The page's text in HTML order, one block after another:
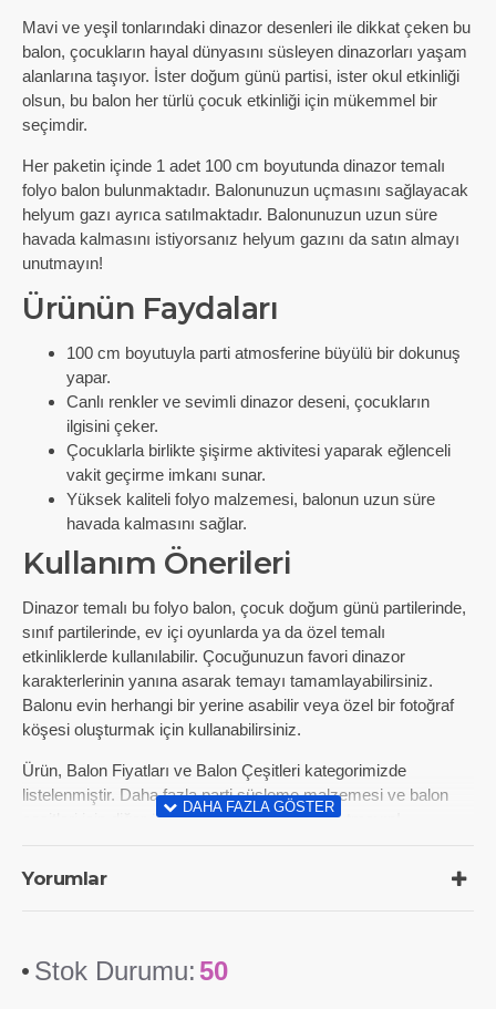
Mavi ve yeşil tonlarındaki dinazor desenleri ile dikkat çeken bu
balon, çocukların hayal dünyasını süsleyen dinazorları yaşam
alanlarına taşıyor. İster doğum günü partisi, ister okul etkinliği
olsun, bu balon her türlü çocuk etkinliği için mükemmel bir
seçimdir.
Her paketin içinde 1 adet 100 cm boyutunda dinazor temalı
folyo balon bulunmaktadır. Balonunuzun uçmasını sağlayacak
helyum gazı ayrıca satılmaktadır. Balonunuzun uzun süre
havada kalmasını istiyorsanız helyum gazını da satın almayı
unutmayın!
Ürünün Faydaları
100 cm boyutuyla parti atmosferine büyülü bir dokunuş
yapar.
Canlı renkler ve sevimli dinazor deseni, çocukların
ilgisini çeker.
Çocuklarla birlikte şişirme aktivitesi yaparak eğlenceli
vakit geçirme imkanı sunar.
Yüksek kaliteli folyo malzemesi, balonun uzun süre
havada kalmasını sağlar.
Kullanım Önerileri
Dinazor temalı bu folyo balon, çocuk doğum günü partilerinde,
sınıf partilerinde, ev içi oyunlarda ya da özel temalı
etkinliklerde kullanılabilir. Çocuğunuzun favori dinazor
karakterlerinin yanına asarak temayı tamamlayabilirsiniz.
Balonu evin herhangi bir yerine asabilir veya özel bir fotoğraf
köşesi oluşturmak için kullanabilirsiniz.
Ürün, Balon Fiyatları ve Balon Çeşitleri kategorimizde
listelenmiştir. Daha fazla parti süsleme malzemesi ve balon
çeşitleri için diğer ürünlerimizi incelemeyi unutmayın!
Yorumlar
Stok Durumu: 50